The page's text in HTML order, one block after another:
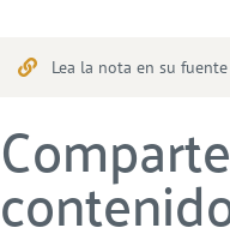
Lea la nota en su